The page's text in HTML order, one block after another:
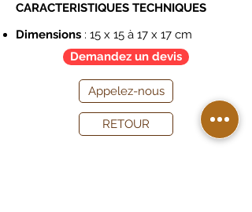
CARACTERISTIQUES TECHNIQUES
Dimensions : 15 x 15 à 17 x 17 cm
Demandez un devis
Appelez-nous
RETOUR